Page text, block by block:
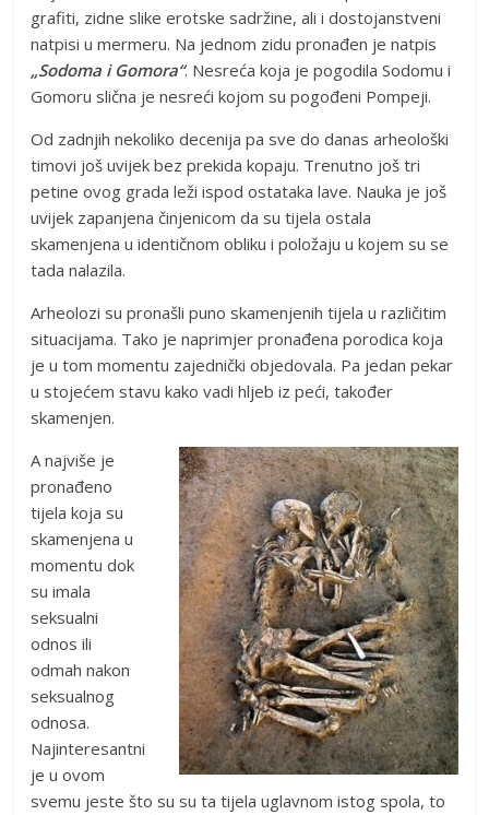
grafiti, zidne slike erotske sadržine, ali i dostojanstveni
natpisi u mermeru. Na jednom zidu pronađen je natpis
„Sodoma i Gomora“. Nesreća koja je pogodila Sodomu i
Gomoru slična je nesreći kojom su pogođeni Pompeji.
Od zadnjih nekoliko decenija pa sve do danas arheološki
timovi još uvijek bez prekida kopaju. Trenutno još tri
petine ovog grada leži ispod ostataka lave. Nauka je još
uvijek zapanjena činjenicom da su tijela ostala
skamenjena u identičnom obliku i položaju u kojem su se
tada nalazila.
Arheolozi su pronašli puno skamenjenih tijela u različitim
situacijama. Tako je naprimjer pronađena porodica koja
je u tom momentu zajednički objedovala. Pa jedan pekar
u stojećem stavu kako vadi hljeb iz peći, također
skamenjen.
A najviše je
pronađeno
tijela koja su
skamenjena u
momentu dok
su imala
seksualni
odnos ili
odmah nakon
seksualnog
odnosa.
Najinteresantni
je u ovom
svemu jeste što su su ta tijela uglavnom istog spola, to